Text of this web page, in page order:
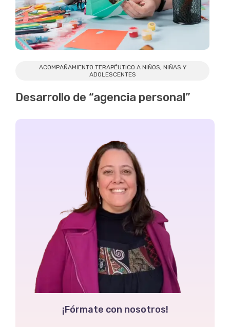
ACOMPAÑAMIENTO TERAPÉUTICO A NIÑOS, NIÑAS Y
ADOLESCENTES
Desarrollo de “agencia personal”
¡Fórmate con nosotros!